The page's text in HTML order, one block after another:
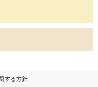
する方針